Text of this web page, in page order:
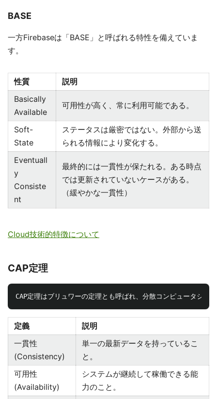
BASE
一方Firebaseは「BASE」と呼ばれる特性を備えていま
す。
性質
説明
Basically
Available
可用性が高く、常に利用可能である。
Soft-
State
ステータスは厳密ではない。外部から送
られる情報により変化する。
Eventuall
y
Consiste
nt
最終的には一貫性が保たれる。ある時点
では更新されていないケースがある。
（緩やかな一貫性）
Cloud技術的特徴について
CAP定理
定義
説明
一貫性
(Consistency)
単一の最新データを持っているこ
と。
可用性
(Availability)
システムが継続して稼働できる能
力のこと。